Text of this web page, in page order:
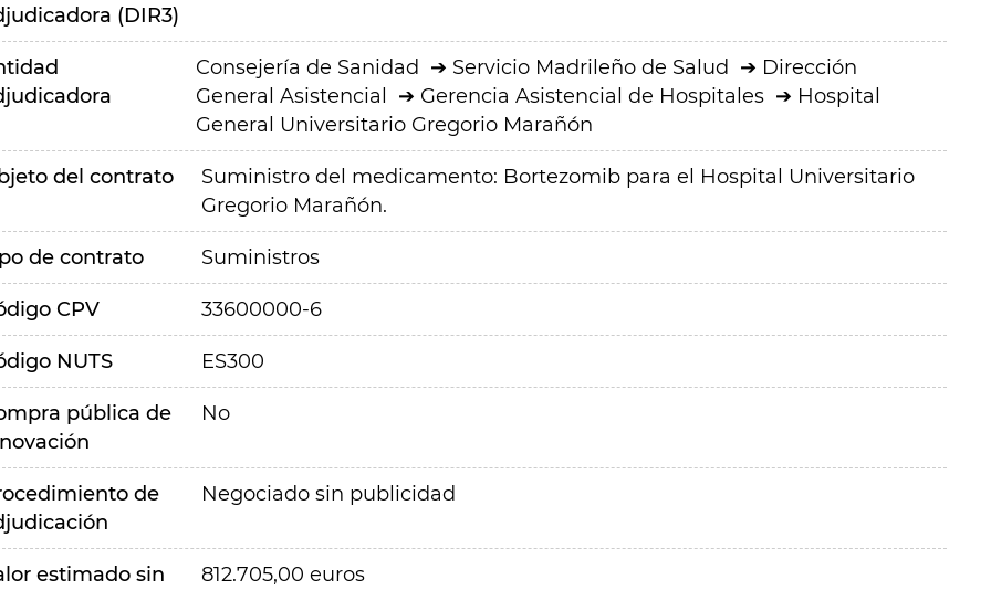
(DIR3)
Consejería de Sanidad Servicio Madrileño de Salud
Dirección
General Asistencial
Gerencia Asistencial de Hospitales
Hospital
General Universitario Gregorio Marañón
del contrato
Suministro del medicamento: Bortezomib para el Hospital Universitario
Gregorio Marañón.
de contrato Suministros
CPV 33600000-6
NUTS ES300
pública de
No
de
Negociado sin publicidad
estimado sin
812.705,00 euros